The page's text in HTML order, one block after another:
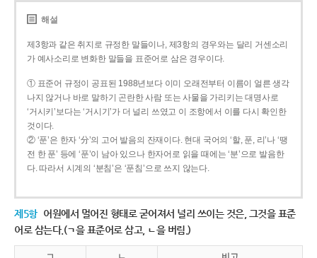
해설
제3항과 같은 취지로 규정한 말들이나, 제3항의 경우와는 달리 거센소리
가 예사소리로 변화한 말들을 표준어로 삼은 경우이다.
① 표준어 규정이 공표된 1988년보다 이미 오래전부터 이름이 얼른 생각
나지 않거나 바로 말하기 곤란한 사람 또는 사물을 가리키는 대명사로
‘거시키’보다는 ‘거시기’가 더 널리 쓰였고 이 조항에서 이를 다시 확인한
것이다.
② ‘푼’은 한자 ‘分’의 고어 발음의 잔재이다. 현대 국어의 ‘할, 푼, 리’나 ‘땡
전 한 푼’ 등에 ‘푼’이 남아 있으나 한자어로 읽을 때에는 ‘분’으로 발음한
다. 따라서 시계의 ‘분침’은 ‘푼침’으로 쓰지 않는다.
제5항 어원에서 멀어진 형태로 굳어져서 널리 쓰이는 것은, 그것을 표준
어로 삼는다.(ㄱ을 표준어로 삼고, ㄴ을 버림.)